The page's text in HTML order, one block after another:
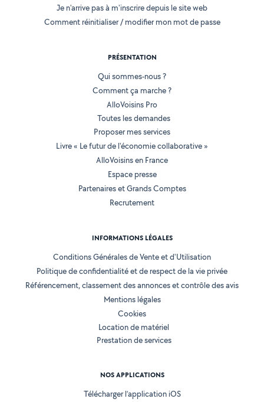
Je n'arrive pas à m'inscrire depuis le site web
Comment réinitialiser / modifier mon mot de passe
PRÉSENTATION
Qui sommes-nous ?
Comment ça marche ?
AlloVoisins Pro
Toutes les demandes
Proposer mes services
Livre « Le futur de l'économie collaborative »
AlloVoisins en France
Espace presse
Partenaires et Grands Comptes
Recrutement
INFORMATIONS LÉGALES
Conditions Générales de Vente et d'Utilisation
Politique de confidentialité et de respect de la vie privée
Référencement, classement des annonces et contrôle des avis
Mentions légales
Cookies
Location de matériel
Prestation de services
NOS APPLICATIONS
Télécharger l’application iOS